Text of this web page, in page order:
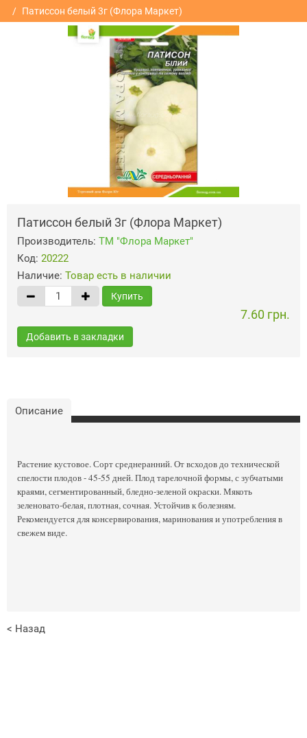
Патиссон белый 3г (Флора Маркет)
Патиссон белый 3г (Флора Маркет)
Производитель: ТМ "Флора Маркет"
Код: 20222
Наличие: Товар есть в наличии
Купить
7.60 грн.
Добавить в закладки
Описание
Растение кустовое. Сорт среднеранний. От всходов до технической
спелости плодов - 45-55 дней. Плод тарелочной формы, с зубчатыми
краями, сегментированный, бледно-зеленой окраски. Мякоть
зеленовато-белая, плотная, сочная. Устойчив к болезням.
Рекомендуется для консервирования, маринования и употребления в
свежем виде.
< Назад